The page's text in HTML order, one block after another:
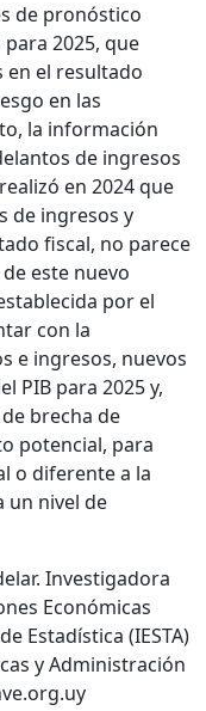
de pronóstico
2025, que
el resultado
en las
la información
de ingresos
en 2024 que
de ingresos y
fiscal, no parece
este nuevo
por el
con la
e ingresos, nuevos
PIB para 2025 y,
brecha de
potencial, para
o diferente a la
un nivel de
Investigadora
Económicas
Estadística (IESTA)
y Administración